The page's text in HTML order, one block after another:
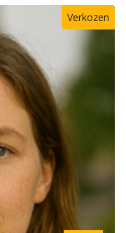
Verkozen